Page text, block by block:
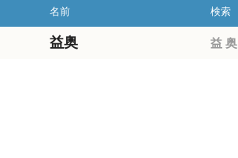
名前 検索
益奥 益 奥